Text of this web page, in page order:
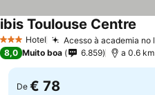
3 EstrelasHotel Acesso à academia no
ibis Toulouse Centre
8,0 Muito boa 6.859 a 0.6
De € 78